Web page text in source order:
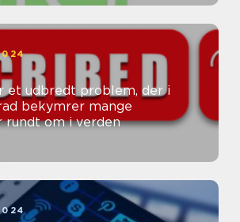
et udbredt problem, der i
bekymrer mange
rundt om i verden